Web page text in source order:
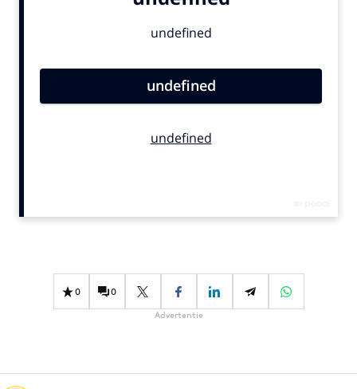
Gedragsverandering
Influencer marketing
Media
0 0
Advertentie